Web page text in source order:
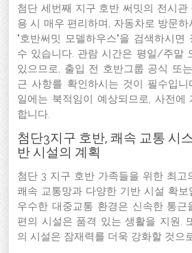
첨단 세번째 지구 호반 써밋의 전시관
용 시 매우 편리하며, 자동차로 방문
"호반써밋 모델하우스"을 검색하시면
수 있습니다. 관람 시간은 평일/주말
있으므로, 출입 전 호반그룹 공식 또
근 사항를 확인하시는 것이 필수입
일에는 북적임이 예상되므로, 사전에
합니다.
첨단3지구 호반, 쾌속 교통 시
반 시설의 계획
첨단 3 지구 호반 가족들을 위한 최고
쾌속 교통망과 다양한 기반 시설 확보
우수한 대중교통 환경은 신속한 통근
편의 시설은 품격 있는 생활을 지원.
의 시설은 잠재력를 더욱 강화할 것으